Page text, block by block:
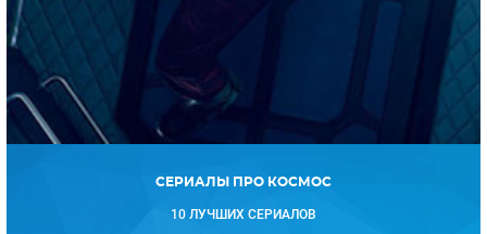
СЕРИАЛЫ ПРО КОСМОС
10 ЛУЧШИХ СЕРИАЛОВ